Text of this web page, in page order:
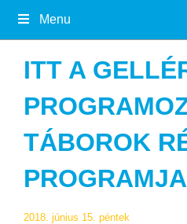
Menu
ITT A
TÁBOROK
2018. június 15. péntek